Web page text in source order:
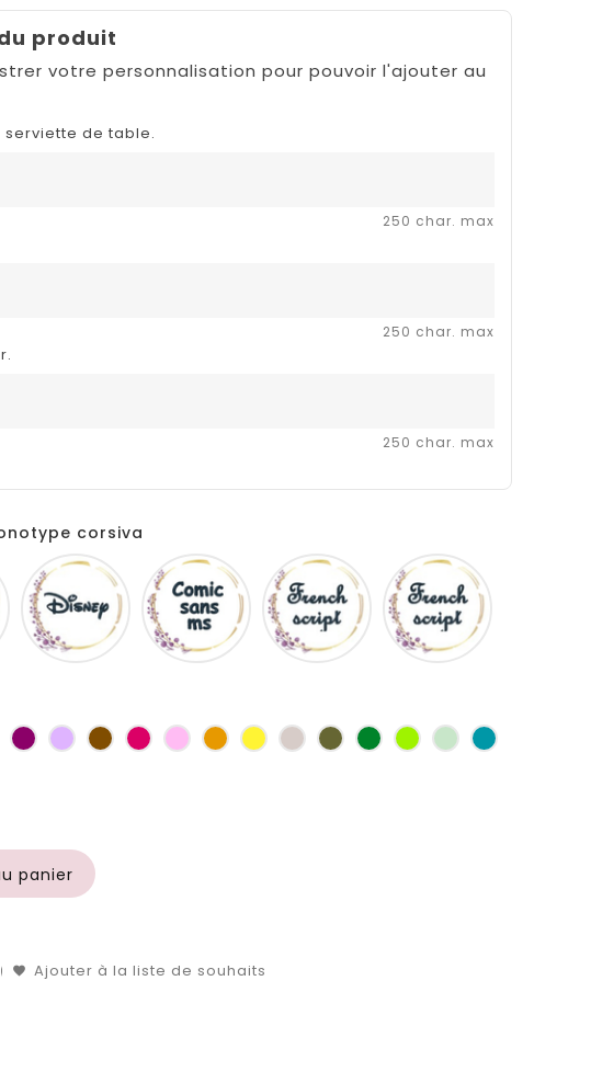
produit
votre personnalisation pour pouvoir l'ajouter au
de table.
250 char. max
250 char. max
250 char. max
corsiva
Amarillo Disney
Comic
sans
ms
French
script
PruneLilasMarronFuchsia
RoseJaune
d'or
jauneFicelleKaki Vert
bouteille
Anis
Vert
d'eau
Turquoise
panier
Ajouter à la liste de souhaits